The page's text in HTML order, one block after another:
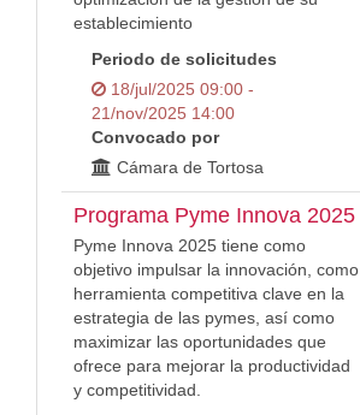
establecimiento
Periodo de solicitudes
18/jul/2025 09:00 -
21/nov/2025 14:00
Convocado por
Cámara de Tortosa
Programa Pyme Innova 2025
Pyme Innova 2025 tiene como
objetivo impulsar la innovación, como
herramienta competitiva clave en la
estrategia de las pymes, así como
maximizar las oportunidades que
ofrece para mejorar la productividad
y competitividad.